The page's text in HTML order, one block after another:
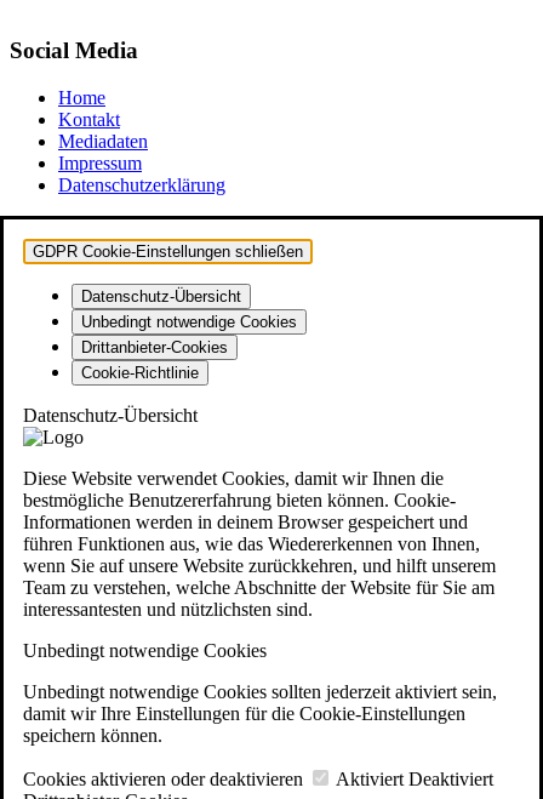
Social Media
Home
Kontakt
Mediadaten
Impressum
Datenschutzerklärung
GDPR Cookie-Einstellungen schließen
Datenschutz-Übersicht
Unbedingt notwendige Cookies
Drittanbieter-Cookies
Cookie-Richtlinie
Datenschutz-Übersicht
Diese Website verwendet Cookies, damit wir Ihnen die
bestmögliche Benutzererfahrung bieten können. Cookie-
Informationen werden in deinem Browser gespeichert und
führen Funktionen aus, wie das Wiedererkennen von Ihnen,
wenn Sie auf unsere Website zurückkehren, und hilft unserem
Team zu verstehen, welche Abschnitte der Website für Sie am
interessantesten und nützlichsten sind.
Unbedingt notwendige Cookies
Unbedingt notwendige Cookies sollten jederzeit aktiviert sein,
damit wir Ihre Einstellungen für die Cookie-Einstellungen
speichern können.
Cookies aktivieren oder deaktivieren Aktiviert Deaktiviert